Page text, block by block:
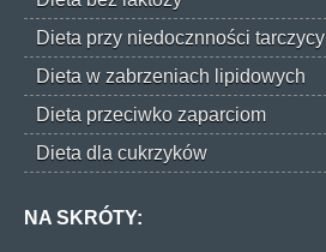
Dieta przy niedocznności tarczycy
Dieta w zabrzeniach lipidowych
Dieta przeciwko zaparciom
Dieta dla cukrzyków
NA SKRÓTY: